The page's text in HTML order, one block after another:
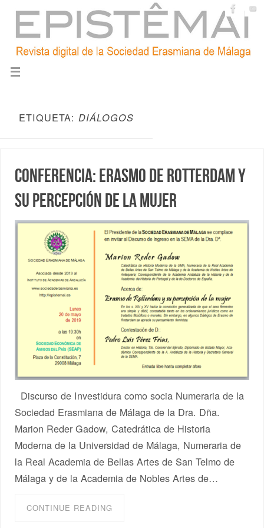
ETIQUETA: DIÁLOGOS
Conferencia: Erasmo de Rotterdam y
su percepción de la mujer
Discurso de Investidura como socia Numeraria de la
Sociedad Erasmiana de Málaga de la Dra. Dña.
Marion Reder Gadow, Catedrática de Historia
Moderna de la Universidad de Málaga, Numeraria de
la Real Academia de Bellas Artes de San Telmo de
Málaga y de la Academia de Nobles Artes de…
CONTINUE READING